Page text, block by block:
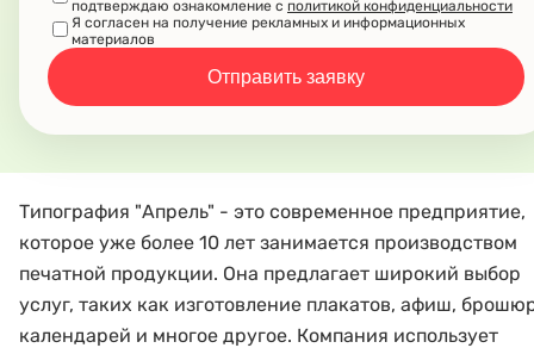
подтверждаю ознакомление с политикой конфиденциальности
Я согласен на получение рекламных и информационных
материалов
Отправить заявку
Типография "Апрель" - это современное предприятие,
которое уже более 10 лет занимается производством
печатной продукции. Она предлагает широкий выбор
услуг, таких как изготовление плакатов, афиш,
календарей и многое другое. Компания использует